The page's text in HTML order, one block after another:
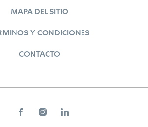
MAPA DEL SITIO
Y CONDICIONES
CONTACTO